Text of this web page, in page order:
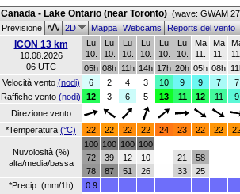
Canada - Lake Ontario (near Toronto) (wave: GWAM
Previsione
2D MappaWebcamsReports del vento
ICON 13 km
10.08.2026
06 UTC
Lu
10.
Lu
10.
Lu
10.
Lu
10.
Lu
10.
Lu
10.
Ma
11.
Ma
11.
05h 08h 11h 14h 17h 20h 05h 08h
Velocità vento (nodi) 6 2 4 3 10 9 9 7
7
Raffiche vento (nodi) 12 3 6 5 13 11 12 11
9
Direzione vento
*Temperatura (°C) 22 22 22 22 24 23 22 22
Nuvolosità (%)
alta/media/bassa
100
72
78
100
39
87
100
12
51
100
10
26
21
33
58
25
*Precip. (mm/1h)
0.9